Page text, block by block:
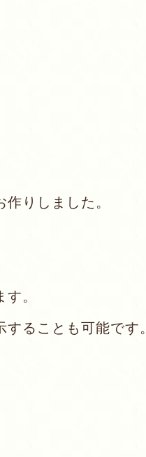
りしました。
。
ることも可能です。